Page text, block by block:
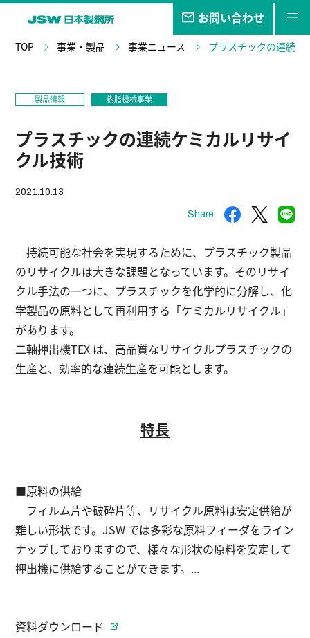
お問い合わせ
私たちの目指す未来
企業情報
採用情報
English お問い合わせ
TOP 事業・製品 事業ニュース プラスチックの連続
製品情報 樹脂機械事業
プラスチックの連続ケミカルリサイ
クル技術
2021.10.13
Share
持続可能な社会を実現するために、プラスチック製品
のリサイクルは大きな課題となっています。そのリサイ
クル手法の一つに、プラスチックを化学的に分解し、化
学製品の原料として再利用する「ケミカルリサイクル」
があります。
二軸押出機TEX は、高品質なリサイクルプラスチックの
生産と、効率的な連続生産を可能とします。
特長
■原料の供給
フィルム片や破砕片等、リサイクル原料は安定供給が
難しい形状です。JSW では多彩な原料フィーダをライン
ナップしておりますので、様々な形状の原料を安定して
押出機に供給することができます。...
資料ダウンロード